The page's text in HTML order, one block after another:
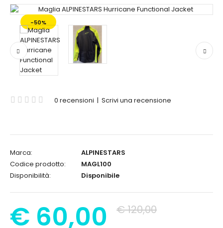
-50%
0 recensioni | Scrivi una recensione
Marca:
ALPINESTARS
Codice prodotto:
MAGL100
Disponibilità:
Disponibile
€ 60,00 € 120,00